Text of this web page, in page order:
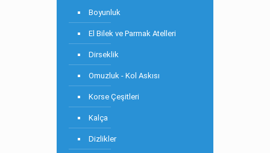
Boyunluk
El Bilek ve Parmak Atelleri
Dirseklik
Omuzluk - Kol Askısı
Korse Çeşitleri
Kalça
Dizlikler